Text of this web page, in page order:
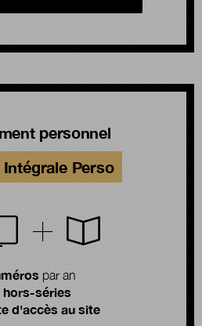
personnel
Perso
par an
hors-séries
d'accès au site